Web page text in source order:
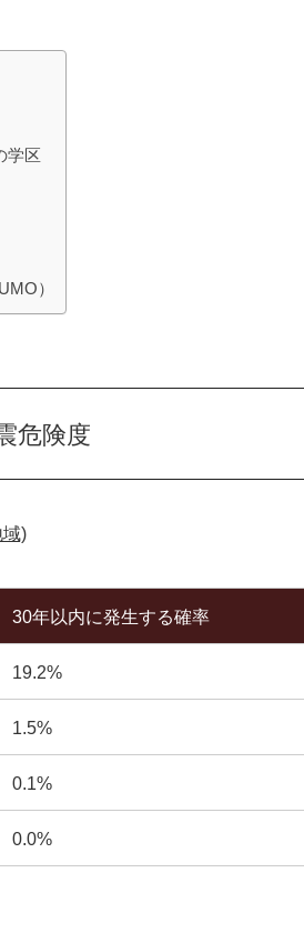
学区
）
危険度
)
30年以内に発生する確率
19.2%
1.5%
0.1%
0.0%